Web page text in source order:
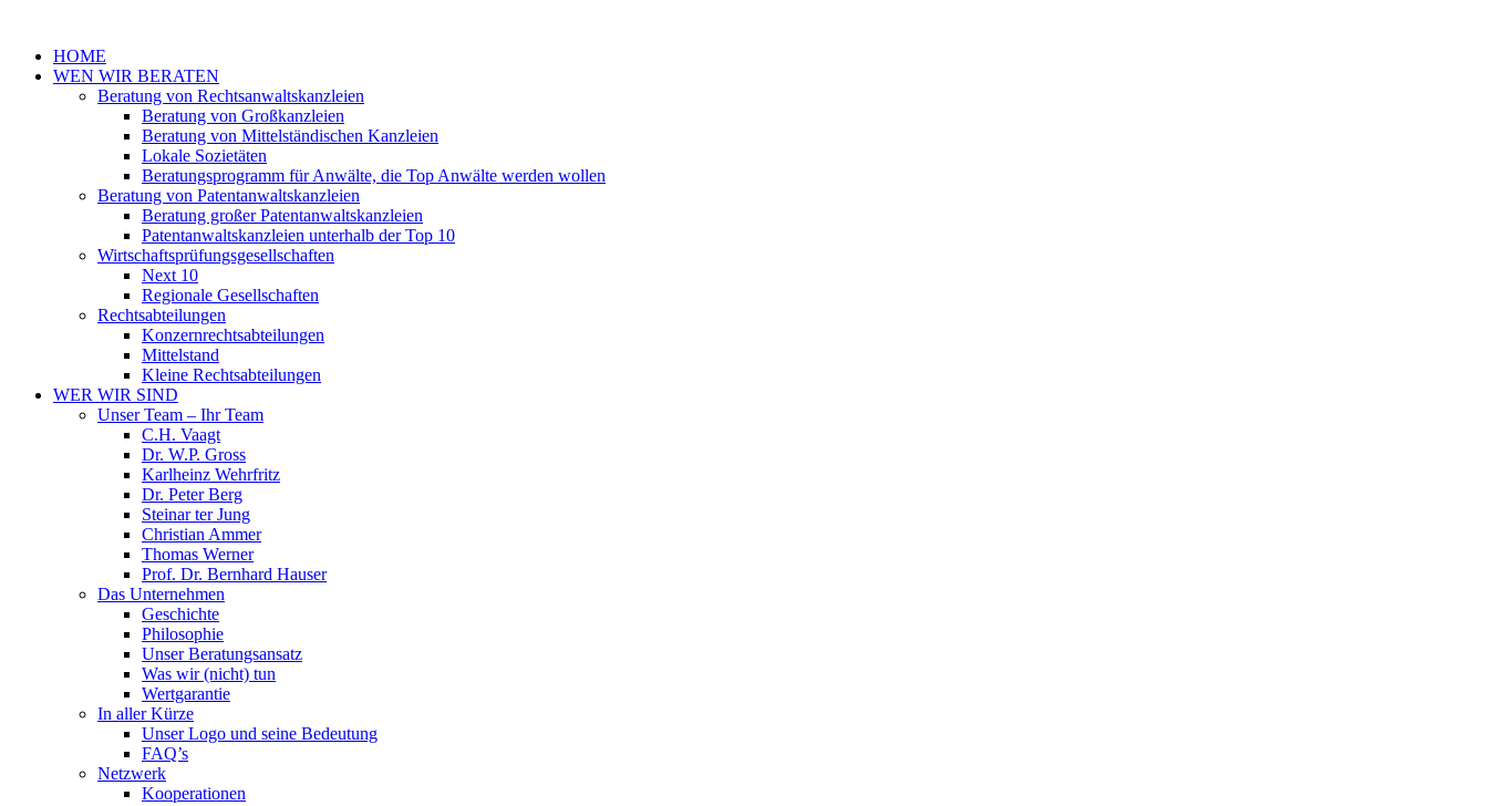
springenHOME
WEN WIR BERATEN
Beratung von Rechtsanwaltskanzleien
Beratung von Großkanzleien
Beratung von Mittelständischen Kanzleien
Lokale Sozietäten
Beratungsprogramm für Anwälte, die Top Anwälte werden wollen
Beratung von Patentanwaltskanzleien
Beratung großer Patentanwaltskanzleien
Patentanwaltskanzleien unterhalb der Top 10
Wirtschaftsprüfungsgesellschaften
Next 10
Regionale Gesellschaften
Rechtsabteilungen
Konzernrechtsabteilungen
Mittelstand
Kleine Rechtsabteilungen
WER WIR SIND
Unser Team – Ihr Team
C.H. Vaagt
Dr. W.P. Gross
Karlheinz Wehrfritz
Dr. Peter Berg
Steinar ter Jung
Christian Ammer
Thomas Werner
Prof. Dr. Bernhard Hauser
Das Unternehmen
Geschichte
Philosophie
Unser Beratungsansatz
Was wir (nicht) tun
Wertgarantie
In aller Kürze
Unser Logo und seine Bedeutung
FAQ’s
Netzwerk
Kooperationen